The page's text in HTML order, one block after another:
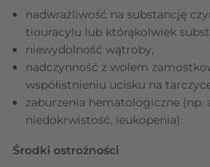
nadwrażliwość na substancję
tiouracylu lub którąkolwiek
niewydolność wątroby,
nadczynność z wolem
współistnieniu ucisku na
zaburzenia hematologiczne (np.
niedokrwistość, leukopenia).
Środki ostrożności